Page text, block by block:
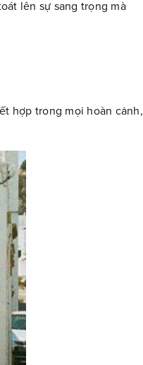
lên sự sang trọng mà
hợp trong mọi hoàn cảnh,